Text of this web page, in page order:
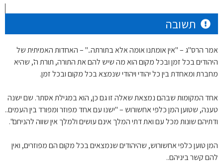
תשובה
אמר הרס"ג – "אין אומתנו אומה אלא בתורתה.." – האחדות האמיתית של
היהודים בכל זמן ובכל מקום הוא מה שיש להם את התורה, תורת ה', שהיא
מחברת ומאחדת בין כל יהודי ויהודי שנמצא בכל מקום ובכל זמן.
אחד המקומות שבהם נמצאת שאלה זו גם כן, הוא במגילת אסתר. שם ישנה
טענה, שטוען המן כלפי אחשורוש – "ישנו עם אחד מפוזר ומפורד בין העמים..
ודתיהם שונות מכל עם ואת דתי המלך אינם עושים ולמלך אין שווה להניחם".
המן טוען כלפי אחשורוש, שהיהודים שנמצאים בכל מקום הם מפוזרים, ואין
להם קשר ביניהם..